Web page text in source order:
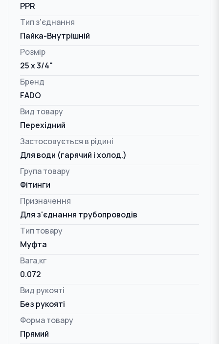
PPR
Тип з'єднання
Пайка-Внутрішній
Розмір
25 x 3/4"
Бренд
FADO
Вид товару
Перехідний
Застосовується в рідині
Для води (гарячий і холод.)
Група товару
Фітинги
Призначення
Для з'єднання трубопроводів
Тип товару
Муфта
Вага,кг
0.072
Вид рукояті
Без рукояті
Форма товару
Прямий